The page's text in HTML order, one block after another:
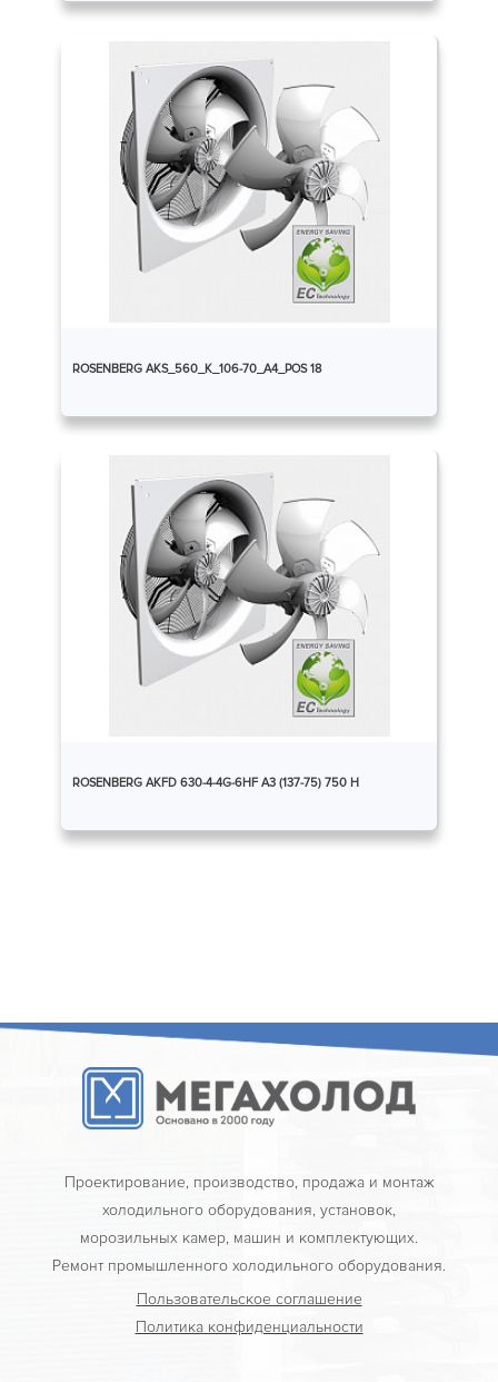
ROSENBERG AKS_560_K_106-70_A4_POS 18
ROSENBERG AKFD 630-4-4G-6HF A3 (137-75) 750 Н
Проектирование, производство, продажа и монтаж
холодильного оборудования, установок,
морозильных камер, машин и комплектующих.
Ремонт промышленного холодильного оборудования.
Пользовательское соглашение
Политика конфиденциальности